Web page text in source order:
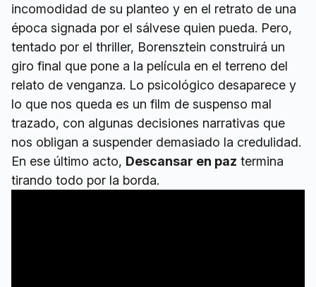
incomodidad de su planteo y en el retrato de una
época signada por el sálvese quien pueda. Pero,
tentado por el thriller, Borensztein construirá un
giro final que pone a la película en el terreno del
relato de venganza. Lo psicológico desaparece y
lo que nos queda es un film de suspenso mal
trazado, con algunas decisiones narrativas que
nos obligan a suspender demasiado la credulidad.
En ese último acto, Descansar en paz termina
tirando todo por la borda.